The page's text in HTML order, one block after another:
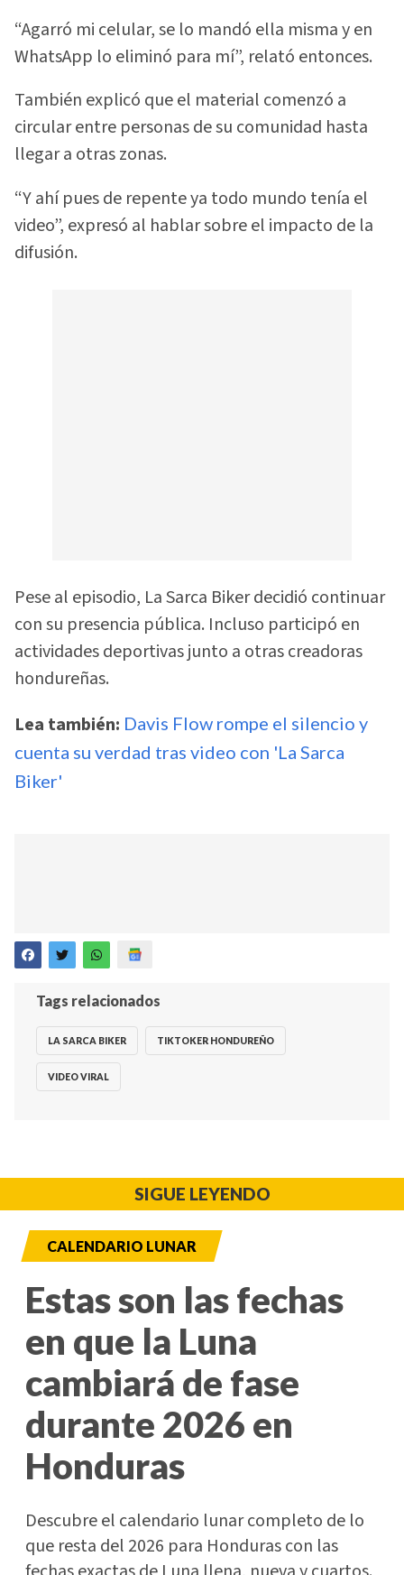
“Agarró mi celular, se lo mandó ella misma y en
WhatsApp lo eliminó para mí”, relató entonces.
También explicó que el material comenzó a
circular entre personas de su comunidad hasta
llegar a otras zonas.
“Y ahí pues de repente ya todo mundo tenía el
video”, expresó al hablar sobre el impacto de la
difusión.
Pese al episodio, La Sarca Biker decidió continuar
con su presencia pública. Incluso participó en
actividades deportivas junto a otras creadoras
hondureñas.
Lea también: Davis Flow rompe el silencio y
cuenta su verdad tras video con 'La Sarca
Biker'
Tags relacionados
LA SARCA BIKER TIKTOKER HONDUREÑO
VIDEO VIRAL
SIGUE LEYENDO
CALENDARIO LUNAR
Estas son las fechas
en que la Luna
cambiará de fase
durante 2026 en
Honduras
Descubre el calendario lunar completo de lo
que resta del 2026 para Honduras con las